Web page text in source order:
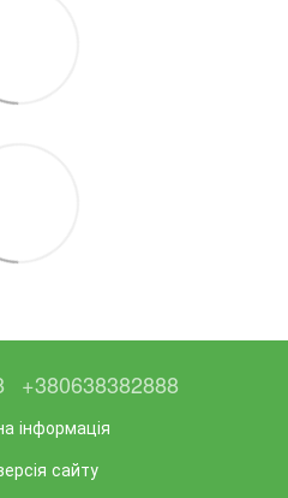
+380638382888
інформація
сайту